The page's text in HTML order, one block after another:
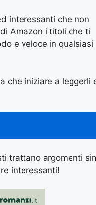
interessanti che non
Amazon i titoli che ti
e veloce in qualsiasi
che iniziare a leggerli
trattano argomenti
interessanti!